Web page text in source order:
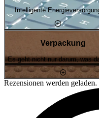
Intelligente
Verpackung
Es geht nicht nur darum, was
Rezensionen werden geladen.